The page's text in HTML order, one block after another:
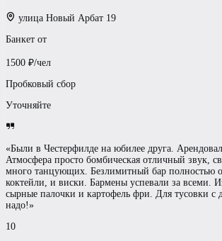
улица Новый Арбат 19
Банкет от
1500 ₽/чел
Пробковый сбор
Уточняйте
«Были в Честерфилде на юбилее друга.
Атмосфера просто бомбическая отличный звук,
много танцующих. Безлимитный бар полностью
коктейли, и виски. Бармены успевали за всеми.
сырные палочки и картофель фри. Для тусовки с
надо!»
10